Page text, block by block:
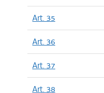
Art. 35
Art. 36
Art. 37
Art. 38